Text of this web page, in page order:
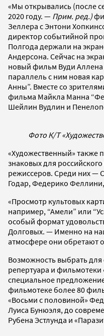
«Мы открывались (после
2020 году. — Прим. ред.)
Зеллера с Энтони
директор событийной
Полгода держали на
Андерсона. Сейчас на
новый фильм Вуди Аллена
параллель с ним новая
Анны”. Вместе со
фильма Майкла Манна
Шейлин Вудлин и
Фото К/Т
«Художественный» также
знаковых для
режиссеров. Среди них —
Годар, Федерико
«Просмотр культовых
например, “Амели” или
особый формат
Долговых. — Именно на
атмосфере они обретают
Возможность выбрать
репертуара и фильмотеки
специальное
фильмотеке более 80
«Восьми с половиной»
Луиса Бунюэля, до
Рубена Эстлунда и